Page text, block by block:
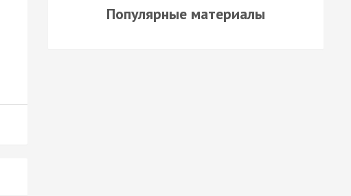
Популярные материалы